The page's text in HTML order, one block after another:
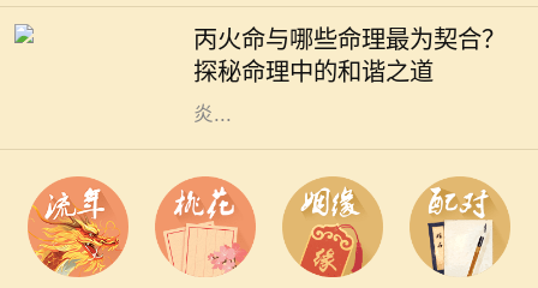
丙火命与哪些命理最为契合？
探秘命理中的和谐之道
理论是理解人与人之间关系的重要基
础。其中，丙火命的人，因其性格热
情、光明积极而备受瞩目。他们如同
炎...